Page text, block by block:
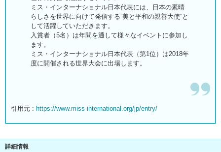
ミス・インターナショナル日本代表には、日本の素晴
らしさを世界に向けて発信する”美と平和の親善大使“と
して活躍していただきます。
入賞者（5名）は年間を通して様々なイベントに参加し
ます。
ミス・インターナショナル日本代表（第1位）は2018年
度に開催される世界大会に出場します。
引用元 : https://www.miss-international.org/jp/entry/
詳細情報